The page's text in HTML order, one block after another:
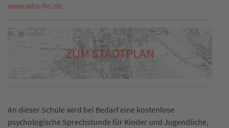
www.whs-hn.de
ZUM STADTPLAN
An dieser Schule wird bei Bedarf eine kostenlose
psychologische Sprechstunde für Kinder und Jugendliche,